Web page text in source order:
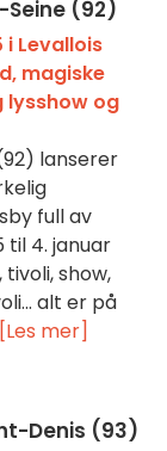
(92)
i Levallois
magiske
lysshow og
lanserer
full av
til 4. januar
show,
alt er på
[Les mer]
Denis (93)